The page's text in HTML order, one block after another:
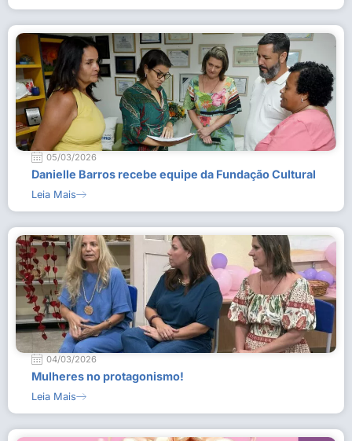
05/03/2026
Danielle Barros recebe equipe da Fundação Cultural
Leia Mais
04/03/2026
Mulheres no protagonismo!
Leia Mais